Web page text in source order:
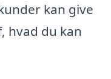
kan give
hvad du kan